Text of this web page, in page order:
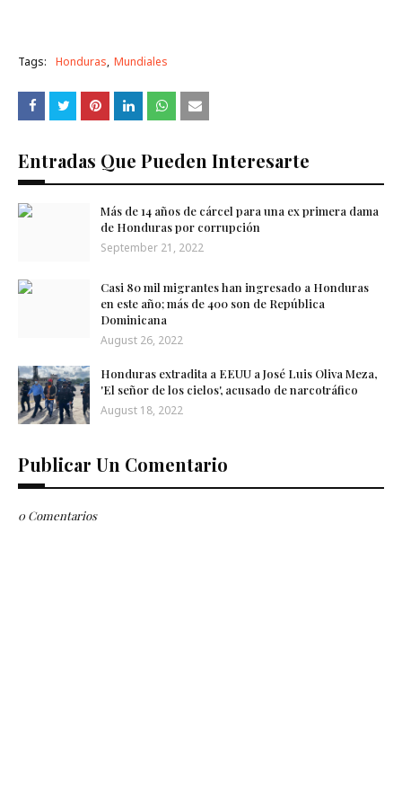
Tags: Honduras Mundiales
Entradas Que Pueden Interesarte
Más de 14 años de cárcel para una ex primera dama
de Honduras por corrupción
September 21, 2022
Casi 80 mil migrantes han ingresado a Honduras
en este año; más de 400 son de República
Dominicana
August 26, 2022
Honduras extradita a EEUU a José Luis Oliva Meza,
'El señor de los cielos', acusado de narcotráfico
August 18, 2022
Publicar Un Comentario
0 Comentarios